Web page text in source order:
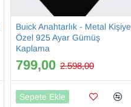
Buick Anahtarlık - Metal Kişiye
Özel 925 Ayar Gümüş
Kaplama
799,00 2.598,00
Sepete Ekle